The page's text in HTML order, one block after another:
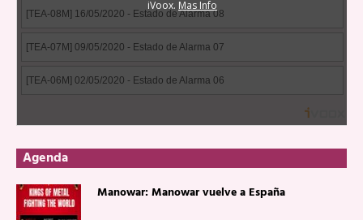
Agenda
Manowar: Manowar vuelve a España